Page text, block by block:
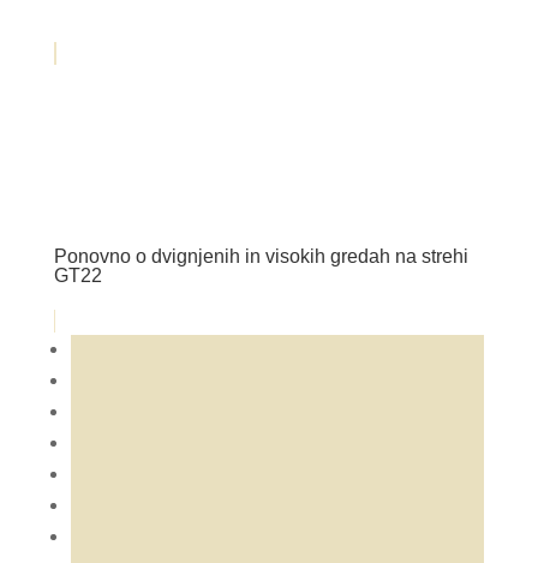
Ponovno o dvignjenih in visokih gredah na strehi
GT22